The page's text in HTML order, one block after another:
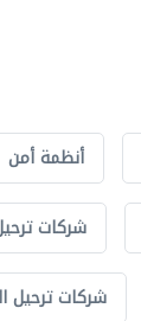
أنظمة أمن
شركات
شركات ترحيل